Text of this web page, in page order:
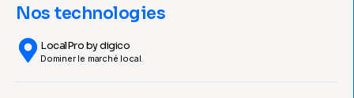
Nos technologies
LocalPro by digico
Dominer le marché local.